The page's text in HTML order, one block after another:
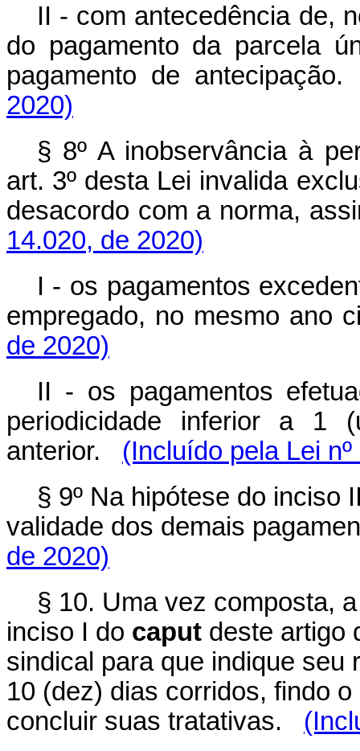
II - com antecedência de,
do pagamento da parcela
pagamento de antecipação.
2020)
§ 8º A inobservância à
art. 3º desta Lei invalida
desacordo com a norma,
14.020, de 2020)
I - os pagamentos
empregado, no mesmo ano
de 2020)
II - os pagamentos
periodicidade inferior a 1
anterior.
(Incluído pela Lei
§ 9º Na hipótese do inciso
validade dos demais
de 2020)
§ 10. Uma vez composta,
inciso I do caput deste artigo
sindical para que indique seu
10 (dez) dias corridos, findo
concluir suas tratativas.